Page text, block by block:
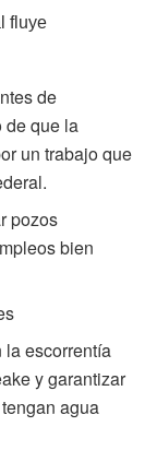
fluye
de
de que la
un trabajo que
pozos
bien
la escorrentía
y garantizar
agua